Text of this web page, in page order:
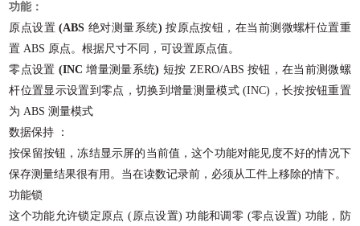
功能：
原点设置 (ABS 绝对测量系统)按原点按钮，在当前测微螺杆位置重
置 ABS 原点。根据尺寸不同，可设置原点值。
零点设置 (INC增量测量系统) 短按 ZERO/ABS按钮，在当前测微螺
杆位置显示设置到零点，切换到增量测量模式 (INC) ，长按按钮重置
为 ABS测量模式
数据保持
：
按保留按钮，冻结显示屏的当前值，这个功能对能见度不好的情况下
保存测量结果很有用。当在读数记录前，必须从工件上移除的情下。
功能锁
这个功能允许锁定原点 (原点设置)功能和调零 (零点设置) 功能，防